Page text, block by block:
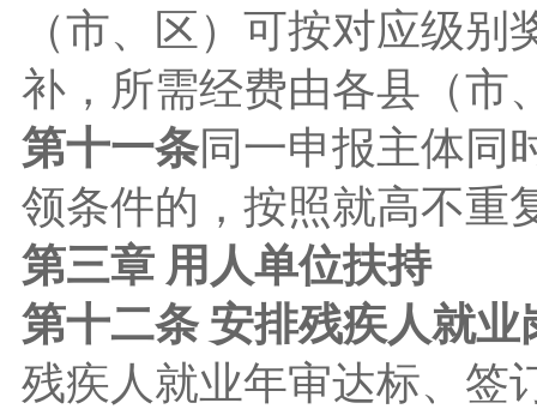
（市、区）可按对应级
补，所需经费由各县（市
第十一条同一申报主体同
领条件的，按照就高不重
第三章 用人单位扶持
第十二条 安排残疾人就业
残疾人就业年审达标、签